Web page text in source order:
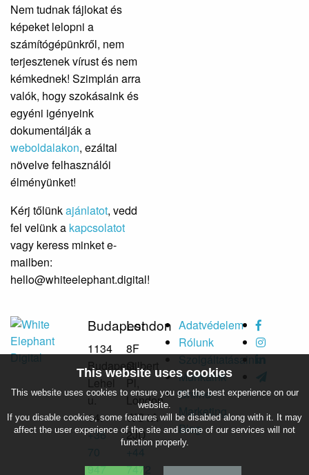
Nem tudnak fájlokat és
képeket lelopni a
számítógépünkről, nem
terjesztenek vírust és nem
kémkednek! Szimplán arra
valók, hogy szokásaink és
egyéni igényeink
dokumentálják a
weboldalakon, ezáltal
növelve felhasználói
élményünket!
Kérj tőlünkajánlatot, vedd
fel velünk a kapcsolatot
vagy keress minket e-
mailben:
hello@whiteelephant.digital!
Budapest
1134
Budapest,
Lehel
u.
14.
+36
947
London
8F
Gilbert
Pl,
London
WC1A
2JD
7472
Adatvédelem
Rólunk
Szolgáltatásaink
Munkáink
Online
Marketing
Blog
This website uses cookies
This website uses cookies to ensure you get the best experience on our
website.
If you disable cookies, some features will be disabled along with it. It may
affect the user experience of the site and some of our services will not
function properly.